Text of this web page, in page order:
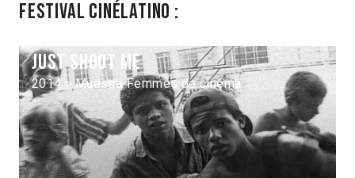
Festival Cinélatino :
Just Shoot Me
2014 > Muestra Femmes de cinéma